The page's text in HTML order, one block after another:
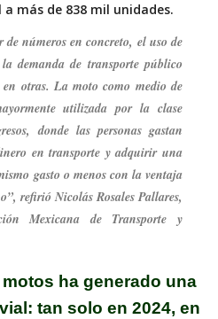
más de 838 mil unidades.
números en concreto, el uso de
demanda de transporte público
otras. La moto como medio de
utilizada por la clase
donde las personas gastan
en transporte y adquirir una
gasto o menos con la ventaja
refirió Nicolás Rosales Pallares,
Mexicana de Transporte y
ha generado una
tan solo en 2024, en